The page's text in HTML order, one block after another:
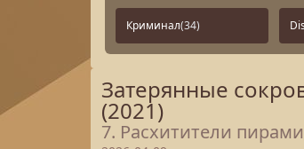
Криминал(34)
Затерянные
(2021)
7. Расхитители